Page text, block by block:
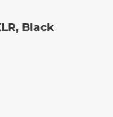
Black